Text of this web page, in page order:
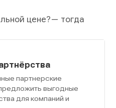
цене?— тогда
партнерские
выгодные
для компаний и